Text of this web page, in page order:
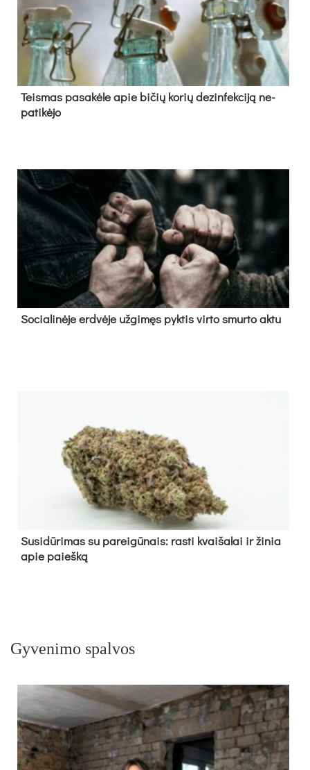
Teis­mas pa­sa­kė­le apie bi­čių ko­rių de­zin­fek­ci­ją ne­
pa­ti­kė­jo
So­cia­li­nė­je erd­vė­je už­gi­męs pyk­tis vir­to smur­to ak­tu
Su­si­dū­ri­mas su pa­rei­gū­nais: ras­ti kvai­ša­lai ir ži­nia
apie paieš­ką
Gyvenimo spalvos